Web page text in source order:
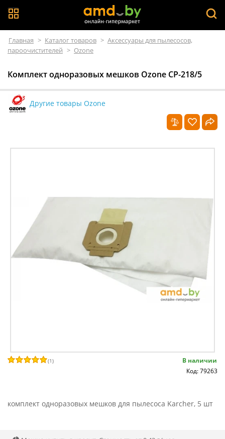
Главная > Каталог товаров > Аксессуары для пылесосов,
пароочистителей > Ozone
Комплект одноразовых мешков Ozone CP-218/5
Другие товары Ozone
(1)
В наличии
Код: 79263
комплект одноразовых мешков для пылесоса Karcher, 5 шт